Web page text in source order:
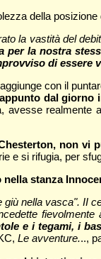
della
la vastità del
per la nostra
di essere
con il
dal
avesse
non
e si rifugia, per
stanza
giù nella vasca". II
e i tegami, i
Le avventure...,